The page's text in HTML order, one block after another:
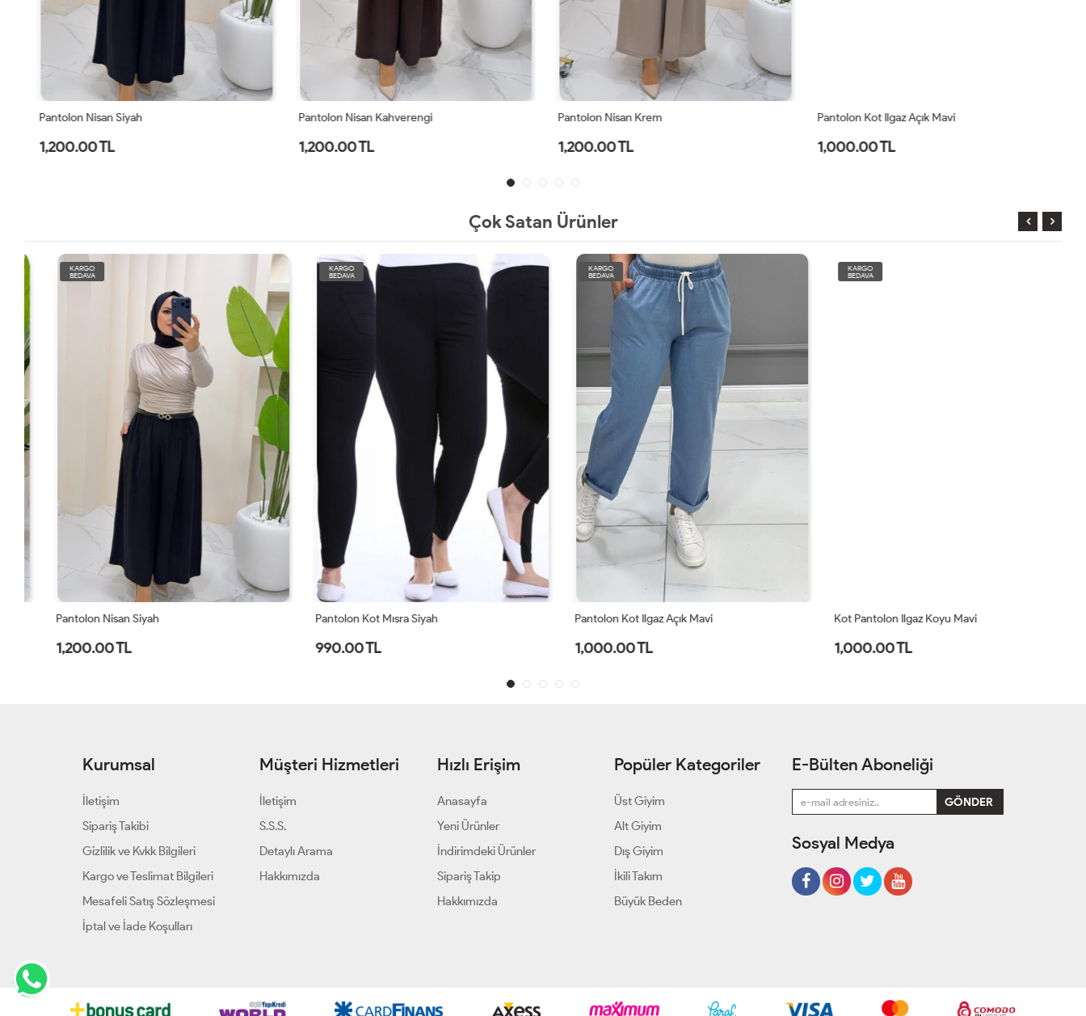
Pantolon Nisan Siyah
1,200.00 TL
Pantolon Nisan Kahverengi
1,200.00 TL
Pantolon Nisan Krem
1,200.00 TL
Pantolon Kot Ilgaz Açık Mavi
1,000.00 TL
Çok Satan Ürünler
KARGO
BEDAVA
Pantolon Nisan Siyah
1,200.00 TL
KARGO
BEDAVA
Pantolon Kot Mısra Siyah
990.00 TL
KARGO
BEDAVA
Pantolon Kot Ilgaz Açık Mavi
1,000.00 TL
KARGO
BEDAVA
Kot Pantolon Ilgaz Koyu Mavi
1,000.00 TL
Kurumsal
İletişim
Sipariş Takibi
Gizlilik ve Kvkk Bilgileri
Kargo ve Teslimat Bilgileri
Mesafeli Satış Sözleşmesi
İptal ve İade Koşulları
Müşteri Hizmetleri
İletişim
S.S.S.
Detaylı Arama
Hakkımızda
Hızlı Erişim
Anasayfa
Yeni Ürünler
İndirimdeki Ürünler
Sipariş Takip
Hakkımızda
Popüler Kategoriler
Üst Giyim
Alt Giyim
Dış Giyim
İkili Takım
Büyük Beden
E-Bülten Aboneliği
Sosyal Medya